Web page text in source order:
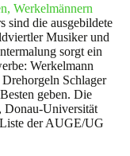
Werkelmännern
sind die ausgebildete
Musiker und
sorgt ein
Werkelmann
Schlager
geben. Die
Donau-Universität
der AUGE/UG